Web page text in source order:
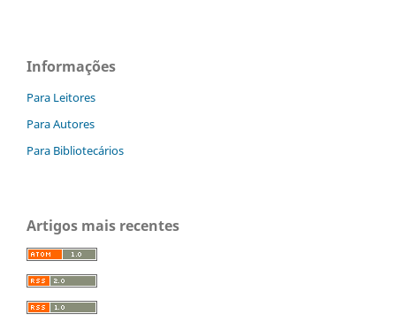
Informações
Para Leitores
Para Autores
Para Bibliotecários
Artigos mais recentes